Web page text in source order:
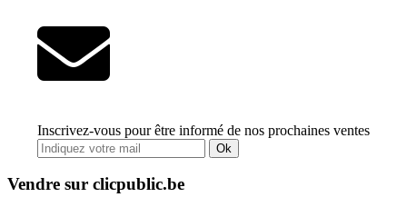
Inscrivez-vous pour être informé de nos prochaines ventes
Ok
Vendre sur clicpublic.be